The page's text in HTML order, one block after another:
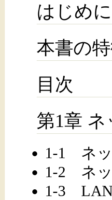
はじめに
本書の
目次
第1章
1-1 ネッ
1-2 ネッ
1-3 LAN